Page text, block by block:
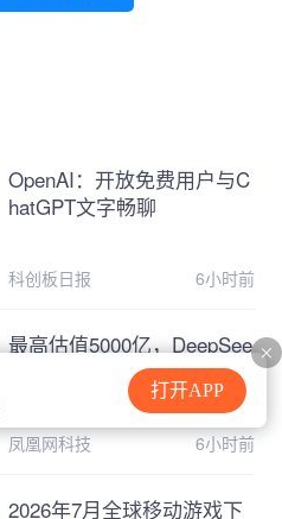
打开APP
OpenAI：开放免费用户与C
hatGPT文字畅聊
科创板日报 6小时前
最高估值5000亿，DeepSee
k和Kimi被抢疯了
凤凰网科技 6小时前
2026年7月全球移动游戏下